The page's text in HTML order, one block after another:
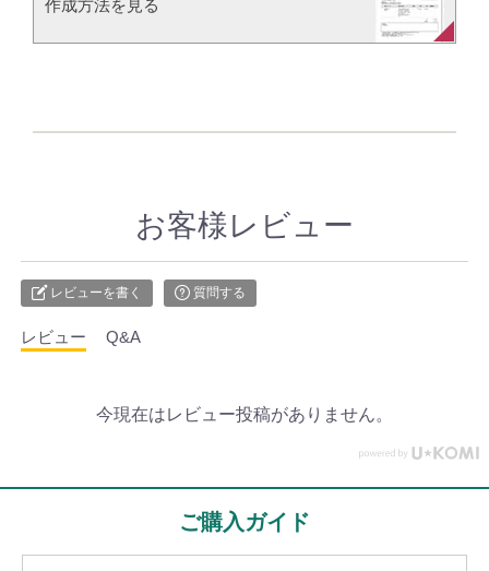
作成方法を見る​​
お客様レビュー
レビューを書く 質問する
レビュー Q&A
今現在はレビュー投稿がありません。
ご購入ガイド